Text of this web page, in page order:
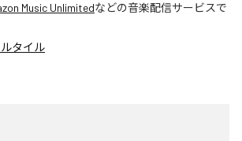
Music Unlimitedなどの音楽配信サービスで
タイル